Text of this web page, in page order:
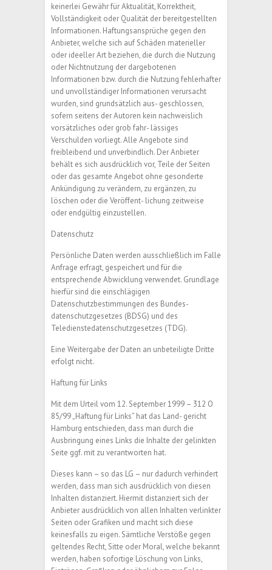
keinerlei Gewähr für Aktualität, Korrektheit,
Vollständigkeit oder Qualität der bereitgestellten
Informationen. Haftungsansprüche gegen den
Anbieter, welche sich auf Schäden materieller
oder ideeller Art beziehen, die durch die Nutzung
oder Nichtnutzung der dargebotenen
Informationen bzw. durch die Nutzung fehlerhafter
und unvollständiger Informationen verursacht
wurden, sind grundsätzlich aus- geschlossen,
sofern seitens der Autoren kein nachweislich
vorsätzliches oder grob fahr- lässiges
Verschulden vorliegt. Alle Angebote sind
freibleibend und unverbindlich. Der Anbieter
behält es sich ausdrücklich vor, Teile der Seiten
oder das gesamte Angebot ohne gesonderte
Ankündigung zu verändern, zu ergänzen, zu
löschen oder die Veröffent- lichung zeitweise
oder endgültig einzustellen.
Datenschutz
Persönliche Daten werden ausschließlich im Falle
Anfrage erfragt, gespeichert und für die
entsprechende Abwicklung verwendet. Grundlage
hierfür sind die einschlägigen
Datenschutzbestimmungen des Bundes-
datenschutzgesetzes (BDSG) und des
Teledienstedatenschutzgesetzes (TDG).
Eine Weitergabe der Daten an unbeteiligte Dritte
erfolgt nicht.
Haftung für Links
Mit dem Urteil vom 12. September 1999 – 312 O
85/99 „Haftung für Links” hat das Land- gericht
Hamburg entschieden, dass man durch die
Ausbringung eines Links die Inhalte der gelinkten
Seite ggf. mit zu verantworten hat.
Dieses kann – so das LG – nur dadurch verhindert
werden, dass man sich ausdrücklich von diesen
Inhalten distanziert. Hiermit distanziert sich der
Anbieter ausdrücklich von allen Inhalten verlinkter
Seiten oder Grafiken und macht sich diese
keinesfalls zu eigen. Sämtliche Verstöße gegen
geltendes Recht, Sitte oder Moral, welche bekannt
werden, haben sofortige Löschung von Links,